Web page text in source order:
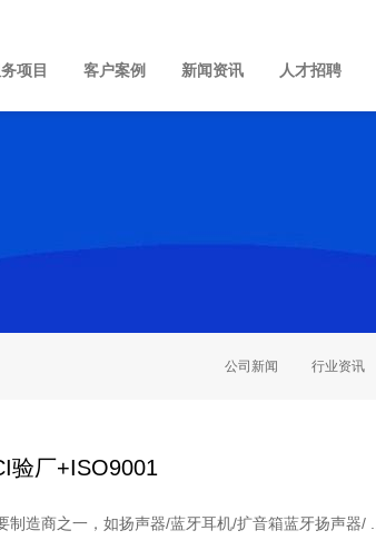
项目 客户案例 新闻资讯 人才招聘
公司新闻 行业资讯
验厂+ISO9001
造商之一，如扬声器/蓝牙耳机/扩音箱蓝牙扬声器/ ...